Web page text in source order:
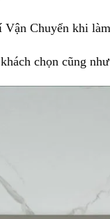
Vận Chuyển khi
chọn cũng